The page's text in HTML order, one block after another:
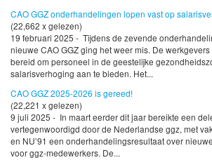
CAO GGZ onderhandelingen lopen vast op
(22,662 x gelezen)
19 februari 2025 - Tijdens de zevende
nieuwe CAO GGZ ging het weer mis. De
bereid om personeel in de geestelijke
salarisverhoging aan te bieden. Het...
CAO GGZ 2025-2026 is gereed!
(22,221 x gelezen)
9 juli 2025 - In maart eerder dit jaar bereikte een
vertegenwoordigd door de Nederlandse ggz, met
en NU’91 een onderhandelingsresultaat over
voor ggz-medewerkers. De...